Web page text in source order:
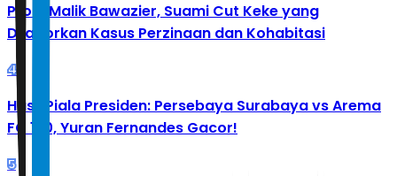
Profil Malik Bawazier, Suami Cut Keke yang
Dilaporkan Kasus Perzinaan dan Kohabitasi
4
Hasil Piala Presiden: Persebaya Surabaya vs Arema
FC 1-0, Yuran Fernandes Gacor!
5